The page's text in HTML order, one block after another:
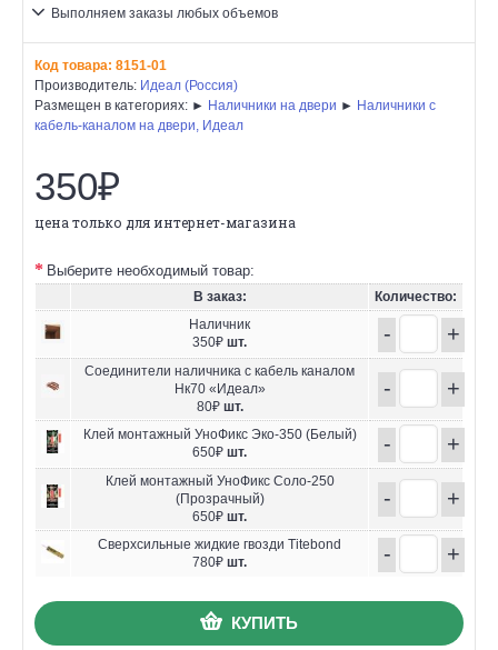
Выполняем заказы любых объемов
Код товара: 8151-01
Производитель: Идеал (Россия)
Размещен в категориях: ► Наличники на двери ► Наличники с
кабель-каналом на двери, Идеал
350₽
цена только для интернет-магазина
Выберите необходимый товар:
В заказ:
Количество:
Наличник
350₽ шт. - +
Соединители наличника с кабель каналом
Нк70 «Идеал»
80₽ шт.
- +
Клей монтажный УноФикс Эко-350 (Белый)
650₽ шт. - +
Клей монтажный УноФикс Соло-250
(Прозрачный)
650₽ шт.
- +
Сверхсильные жидкие гвозди Titebond
780₽ шт. - +
КУПИТЬ